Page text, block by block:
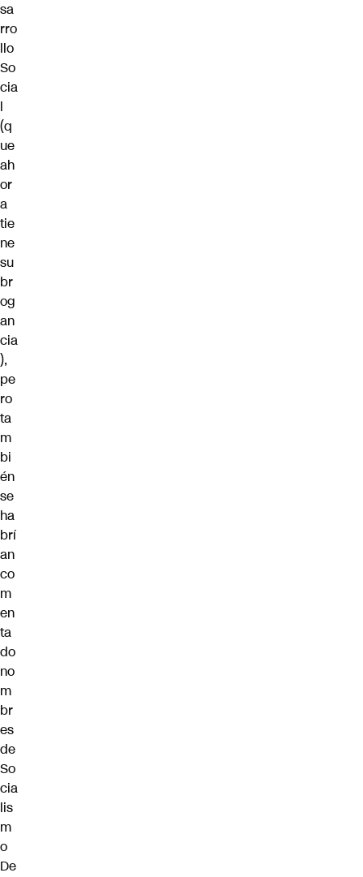
sa
rro
llo
So
cia
l
(q
ue
ah
or
a
tie
ne
su
br
og
an
cia
),
pe
ro
ta
m
bi
én
se
ha
brí
an
co
m
en
ta
do
no
m
br
es
de
So
cia
lis
m
o
De